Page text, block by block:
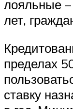
лояльные –
лет,
пределах
ставку